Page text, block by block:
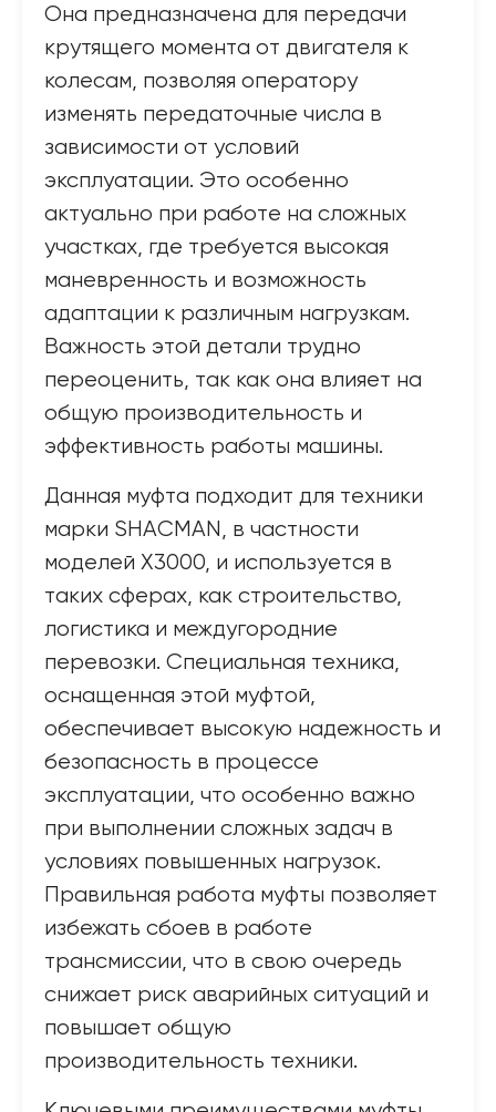
Она предназначена для передачи
крутящего момента от двигателя к
колесам, позволяя оператору
изменять передаточные числа в
зависимости от условий
эксплуатации. Это особенно
актуально при работе на сложных
участках, где требуется высокая
маневренность и возможность
адаптации к различным нагрузкам.
Важность этой детали трудно
переоценить, так как она влияет на
общую производительность и
эффективность работы машины.
Данная муфта подходит для техники
марки SHACMAN, в частности
моделей X3000, и используется в
таких сферах, как строительство,
логистика и междугородние
перевозки. Специальная техника,
оснащенная этой муфтой,
обеспечивает высокую надежность и
безопасность в процессе
эксплуатации, что особенно важно
при выполнении сложных задач в
условиях повышенных нагрузок.
Правильная работа муфты позволяет
избежать сбоев в работе
трансмиссии, что в свою очередь
снижает риск аварийных ситуаций и
повышает общую
производительность техники.